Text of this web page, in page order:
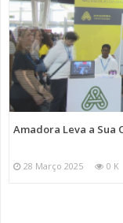
Amadora Leva a Sua
28 Março 2025 0 K